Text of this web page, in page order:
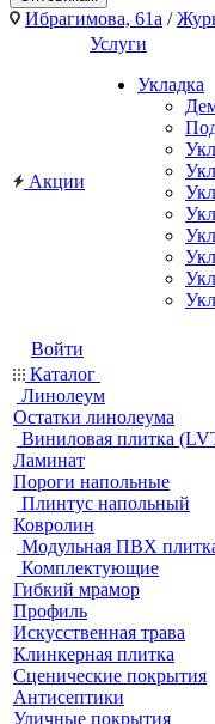
Ибрагимова, 61а /
Акции
Услуги
Укладка
Войти
Каталог
Линолеум
Остатки линолеума
Виниловая плитка
Ламинат
Пороги напольные
Плинтус напольный
Ковролин
Модульная ПВХ
Комплектующие
Гибкий мрамор
Профиль
Искусственная трава
Клинкерная плитка
Сценические покрытия
Антисептики
Уличные покрытия